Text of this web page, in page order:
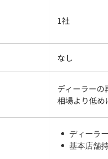
1社
なし
ディーラーの
相場より低め
ディーラ
基本店舗